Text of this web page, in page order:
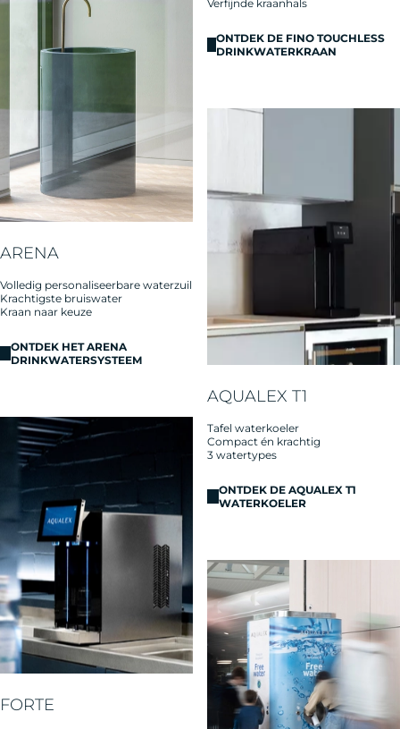
Verfijnde kraanhals
ONTDEK DE FINO TOUCHLESS
DRINKWATERKRAAN
ARENA
Volledig personaliseerbare waterzuil
Krachtigste bruiswater
Kraan naar keuze
ONTDEK HET ARENA
DRINKWATERSYSTEEM
AQUALEX T1
Tafel waterkoeler
Compact én krachtig
3 watertypes
ONTDEK DE AQUALEX T1
WATERKOELER
FORTE